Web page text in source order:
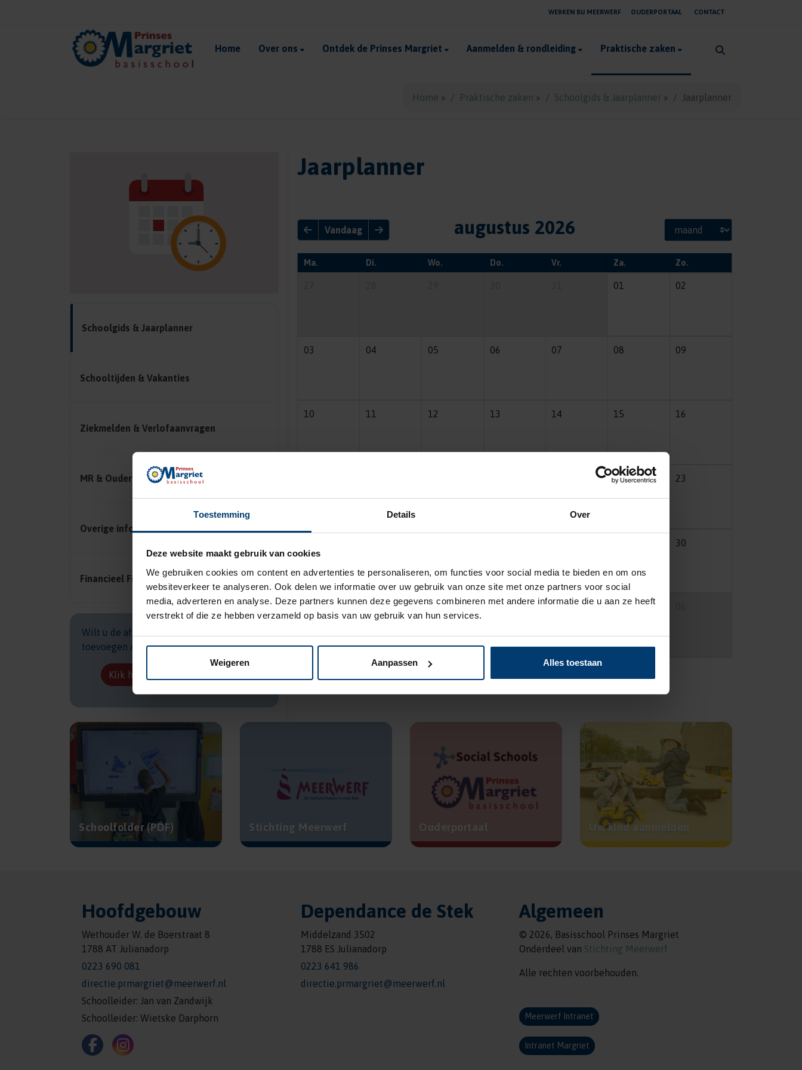
Toestemming Details Over
Deze website maakt gebruik van cookies
We gebruiken cookies om content en advertenties te personaliseren, om functies voor social media te bieden en om ons
websiteverkeer te analyseren. Ook delen we informatie over uw gebruik van onze site met onze partners voor social
media, adverteren en analyse. Deze partners kunnen deze gegevens combineren met andere informatie die u aan ze heeft
verstrekt of die ze hebben verzameld op basis van uw gebruik van hun services.
Weigeren Aanpassen Alles toestaan
WERKEN BIJ MEERWERF OUDERPORTAAL CONTACT
Home Over ons Ontdek de Prinses Margriet Aanmelden & rondleiding Praktische zaken
Home » Praktische zaken » Schoolgids & Jaarplanner » Jaarplanner
Schoolgids & Jaarplanner
Schooltijden & Vakanties
Ziekmelden & Verlofaanvragen
MR & Oudervereniging
Overige informatie
Financieel Fit
Wilt u de afspraken uit de jaarplanner
toevoegen aan uw eigen digitale agenda?
Klik hier voor meer informatie
Jaarplanner
Vandaag augustus 2026
Ma. Di. Wo. Do. Vr. Za. Zo.
01 02
03 04 05 06 07 08 09
10 11 12 13 14 15 16
22 23
30
31 01 02 03 04 05
Schoolfolder (PDF) Stichting Meerwerf Ouderportaal Uw kind aanmelden
Hoofdgebouw
Wethouder W. de Boerstraat 8
1788 AT Julianadorp
0223 690 081
directie.prmargriet@meerwerf.nl
Schoolleider: Jan van Zandwijk
Schoolleider: Wietske Darphorn
Dependance de Stek
Middelzand 3502
1788 ES Julianadorp
0223 641 986
directie.prmargriet@meerwerf.nl
Algemeen
© 2026, Basisschool Prinses Margriet
Onderdeel van Stichting Meerwerf
Alle rechten voorbehouden.
Meerwerf Intranet
Intranet Margriet